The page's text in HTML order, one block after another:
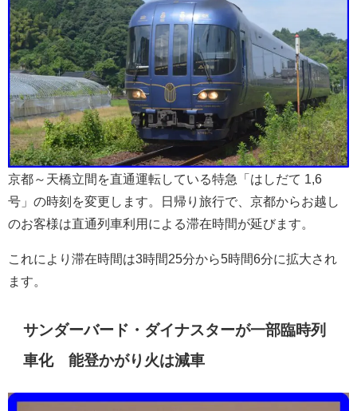
京都～天橋立間を直通運転している特急「はしだて 1,6
号」の時刻を変更します。日帰り旅行で、京都からお越し
のお客様は直通列車利用による滞在時間が延びます。
これにより滞在時間は3時間25分から5時間6分に拡大され
ます。
サンダーバード・ダイナスターが一部臨時列
車化 能登かがり火は減車